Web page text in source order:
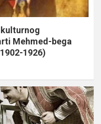
Mehmed-bega
1926)